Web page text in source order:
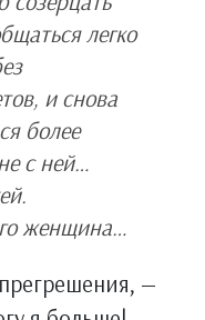
легко
и снова
более
с ней…
женщина…
—